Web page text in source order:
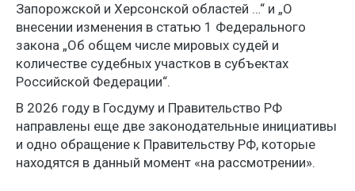
Запорожской и Херсонской областей …“ и „О
внесении изменения в статью 1 Федерального
закона „Об общем числе мировых судей и
количестве судебных участков в субъектах
Российской Федерации“.
В 2026 году в Госдуму и Правительство РФ
направлены еще две законодательные инициативы
и одно обращение к Правительству РФ, которые
находятся в данный момент «на рассмотрении».